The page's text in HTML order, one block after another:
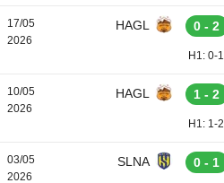
17/05
2026
HAGL 0 - 2
H1: 0-1
10/05
2026
HAGL 1 - 2
H1: 1-2
03/05
2026
SLNA 0 - 1